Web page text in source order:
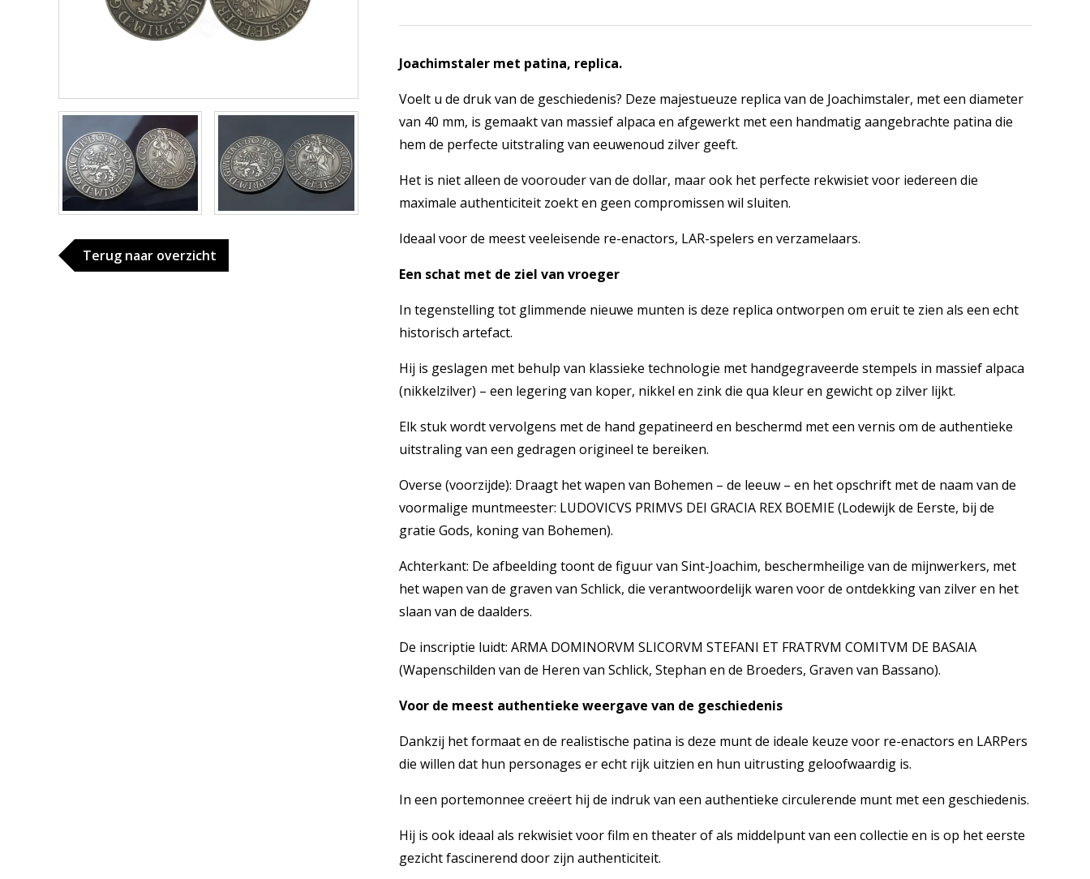
Terug naar overzicht
Joachimstaler met patina, replica.
Voelt u de druk van de geschiedenis? Deze majestueuze replica van de Joachimstaler, met een diameter
van 40 mm, is gemaakt van massief alpaca en afgewerkt met een handmatig aangebrachte patina die
hem de perfecte uitstraling van eeuwenoud zilver geeft.
Het is niet alleen de voorouder van de dollar, maar ook het perfecte rekwisiet voor iedereen die
maximale authenticiteit zoekt en geen compromissen wil sluiten.
Ideaal voor de meest veeleisende re-enactors, LAR-spelers en verzamelaars.
Een schat met de ziel van vroeger
In tegenstelling tot glimmende nieuwe munten is deze replica ontworpen om eruit te zien als een echt
historisch artefact.
Hij is geslagen met behulp van klassieke technologie met handgegraveerde stempels in massief alpaca
(nikkelzilver) – een legering van koper, nikkel en zink die qua kleur en gewicht op zilver lijkt.
Elk stuk wordt vervolgens met de hand gepatineerd en beschermd met een vernis om de authentieke
uitstraling van een gedragen origineel te bereiken.
Overse (voorzijde): Draagt het wapen van Bohemen – de leeuw – en het opschrift met de naam van de
voormalige muntmeester: LUDOVICVS PRIMVS DEI GRACIA REX BOEMIE (Lodewijk de Eerste, bij de
gratie Gods, koning van Bohemen).
Achterkant: De afbeelding toont de figuur van Sint-Joachim, beschermheilige van de mijnwerkers, met
het wapen van de graven van Schlick, die verantwoordelijk waren voor de ontdekking van zilver en het
slaan van de daalders.
De inscriptie luidt: ARMA DOMINORVM SLICORVM STEFANI ET FRATRVM COMITVM DE BASAIA
(Wapenschilden van de Heren van Schlick, Stephan en de Broeders, Graven van Bassano).
Voor de meest authentieke weergave van de geschiedenis
Dankzij het formaat en de realistische patina is deze munt de ideale keuze voor re-enactors en LARPers
die willen dat hun personages er echt rijk uitzien en hun uitrusting geloofwaardig is.
In een portemonnee creëert hij de indruk van een authentieke circulerende munt met een geschiedenis.
Hij is ook ideaal als rekwisiet voor film en theater of als middelpunt van een collectie en is op het eerste
gezicht fascinerend door zijn authenticiteit.